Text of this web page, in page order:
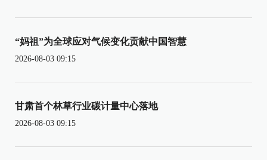
“妈祖”为全球应对气候变化贡献中国智慧
2026-08-03 09:15
甘肃首个林草行业碳计量中心落地
2026-08-03 09:15